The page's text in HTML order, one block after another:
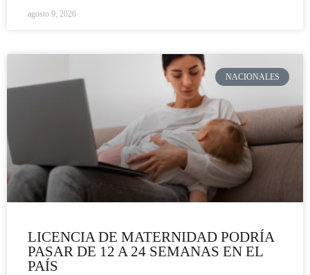
agosto 9, 2026
NACIONALES
LICENCIA DE MATERNIDAD PODRÍA
PASAR DE 12 A 24 SEMANAS EN EL
PAÍS